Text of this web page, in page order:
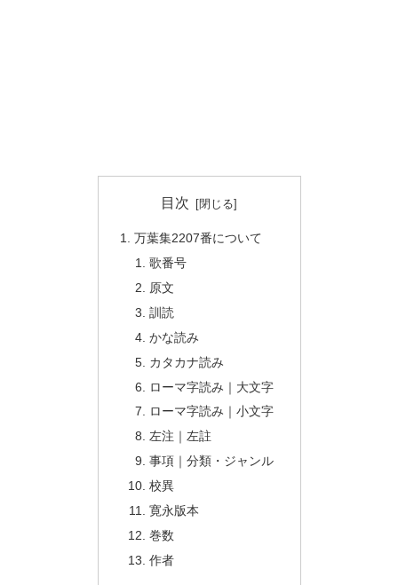
目次
万葉集2207番について
歌番号
原文
訓読
かな読み
カタカナ読み
ローマ字読み｜大文字
ローマ字読み｜小文字
左注｜左註
事項｜分類・ジャンル
校異
寛永版本
巻数
作者